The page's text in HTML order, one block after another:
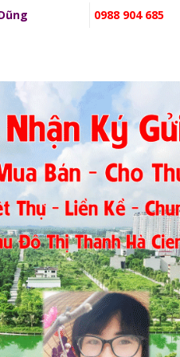
0988 904 685